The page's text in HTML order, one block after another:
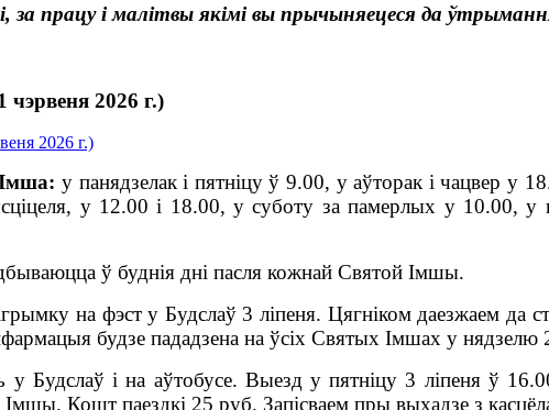
за працу і малітвы якімі вы прычыняецеся да
2026 г.)
у панядзелак і пятніцу ў 9.00, у аўторак і чацвер у
у 12.00 і 18.00, у суботу за памерлых у 10.00, у
ў буднія дні пасля кожнай Святой Імшы.
на фэст у Будслаў 3 ліпеня. Цягніком даезжаем да
будзе пададзена на ўсіх Святых Імшах у нядзелю
у Будслаў і на аўтобусе. Выезд у пятніцу 3 ліпеня ў
Кошт паездкі 25 руб. Запісваем пры выхадзе з